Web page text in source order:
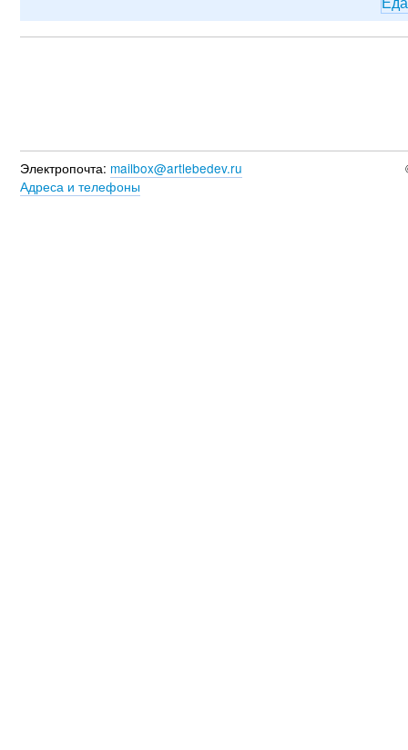
Электропочта: mailbox@artlebedev.ru
Адреса и телефоны